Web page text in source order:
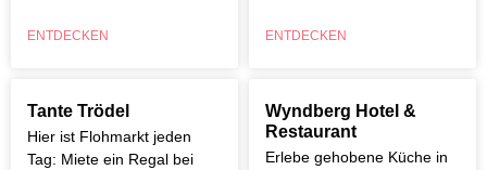
ENTDECKEN ENTDECKEN
Tante Trödel
Hier ist Flohmarkt jeden
Tag: Miete ein Regal bei
Wyndberg Hotel &
Restaurant
Erlebe gehobene Küche in